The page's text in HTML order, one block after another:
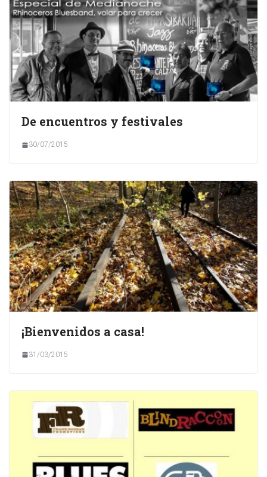
De encuentros y festivales
30/07/2015
¡Bienvenidos a casa!
31/03/2015